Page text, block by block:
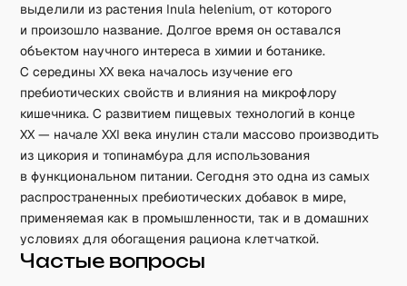
выделили из растения Inula helenium, от которого
и произошло название. Долгое время он оставался
объектом научного интереса в химии и ботанике.
С середины XX века началось изучение его
пребиотических свойств и влияния на микрофлору
кишечника. С развитием пищевых технологий в конце
XX — начале XXI века инулин стали массово производить
из цикория и топинамбура для использования
в функциональном питании. Сегодня это одна из самых
распространенных пребиотических добавок в мире,
применяемая как в промышленности, так и в домашних
условиях для обогащения рациона клетчаткой.
Частые вопросы